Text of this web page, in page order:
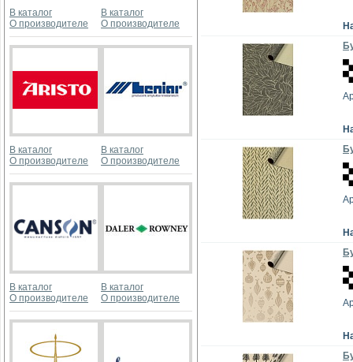
В каталог
О производителе
В каталог
О производителе
В каталог
О производителе
В каталог
О производителе
В каталог
О производителе
В каталог
О производителе